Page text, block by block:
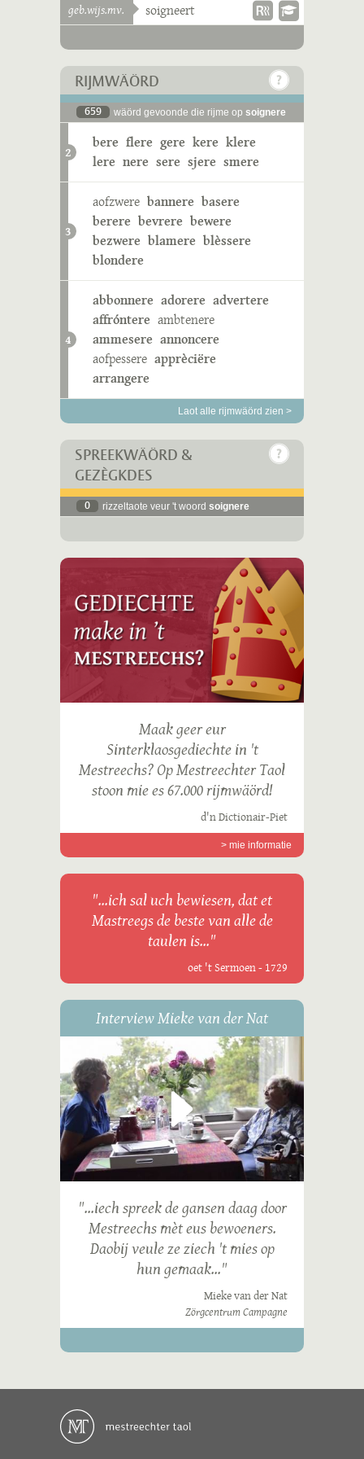
geb.wijs.mv. soigneert
RIJMWÄÖRD
659 wäörd gevoonde die rijme op soignere
2
bere flere gere kere klere
lere nere sere sjere smere
3
aofzwere bannere basere
berere bevrere bewere
bezwere blamere blèssere
blondere
4
abbonnere adorere advertere
affróntere ambtenere
ammesere annoncere
aofpessere apprèciëre
arrangere
Laot alle rijmwäörd zien >
SPREEKWÄÖRD &
GEZÈGKDES
0 rizzeltaote veur 't woord soignere
Maak geer eur
Sinterklaosgediechte in 't
Mestreechs? Op Mestreechter Taol
stoon mie es 67.000 rijmwäörd!
d'n Dictionair-Piet
> mie informatie
"...ich sal uch bewiesen, dat et
Mastreegs de beste van alle de
taulen is..."
oet 't Sermoen - 1729
Interview Mieke van der Nat
"...iech spreek de gansen daag door
Mestreechs mèt eus bewoeners.
Daobij veule ze ziech 't mies op
hun gemaak..."
Mieke van der Nat
Zörgcentrum Campagne